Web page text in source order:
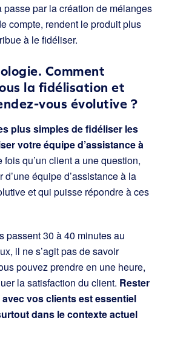
passe par la création de mélanges
compte, rendent le produit plus
à le fidéliser.
Comment
la fidélisation et
vous évolutive ?
plus simples de fidéliser les
votre équipe d’assistance à
fois qu’un client a une question,
équipe d’assistance à la
et qui puisse répondre à ces
passent 30 à 40 minutes au
il ne s’agit pas de savoir
pouvez prendre en une heure,
la satisfaction du client. Rester
vos clients est essentiel
dans le contexte actuel